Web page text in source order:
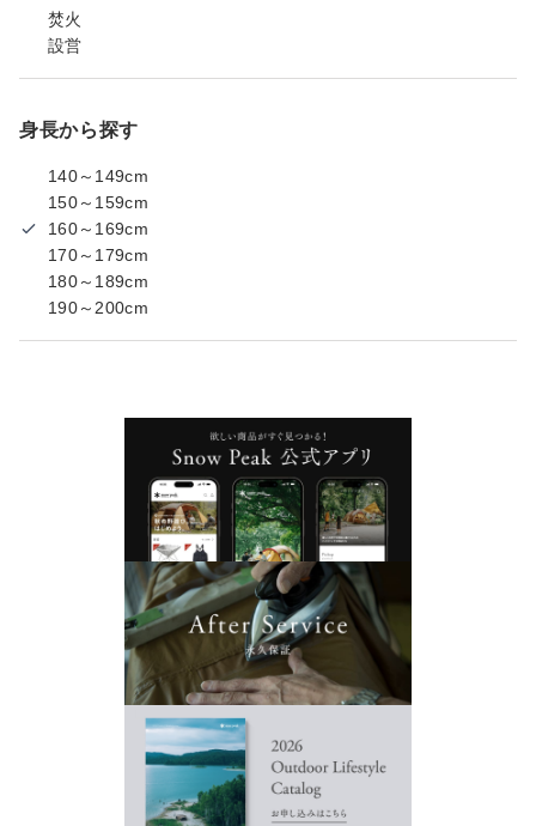
焚火
設営
身長から探す
140～149cm
150～159cm
160～169cm
170～179cm
180～189cm
190～200cm